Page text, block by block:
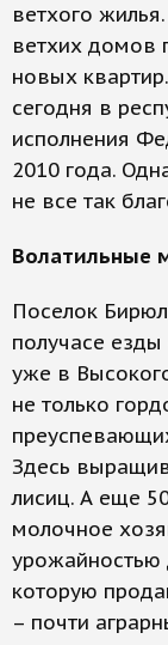
ветхого
ветхих домов
новых
сегодня в
исполнения
2010 года.
не все так
Волатильные
Поселок
получасе
уже в
не только
Здесь
лисиц. А еще
молочное
урожайностью
которую
– почти